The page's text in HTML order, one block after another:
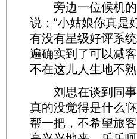
旁边一位候机的
说：“小姑娘你真是
有没有星级好评系
遍确实到了可以减
不在这儿人生地不
刘思在谈到同事
真的没觉得是什么‘
帮一把，不希望旅